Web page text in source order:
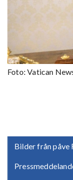
Bilder från påve
Foto: Vatican